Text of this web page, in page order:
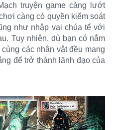
truyện game càng lướt
càng có quyền kiểm soát
như nhập vai chúa tể với
Tuy nhiên, dù bạn có nắm
các nhân vật đều mang
để trở thành lãnh đạo của